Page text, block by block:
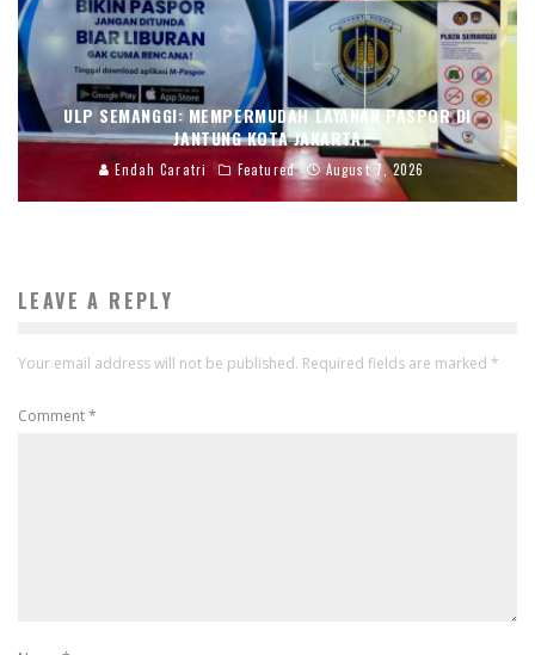
ULP SEMANGGI: MEMPERMUDAH LAYANAN PASPOR DI
JANTUNG KOTA JAKARTA
Endah Caratri Featured August 7, 2026
LEAVE A REPLY
Your email address will not be published. Required fields are marked *
Comment*